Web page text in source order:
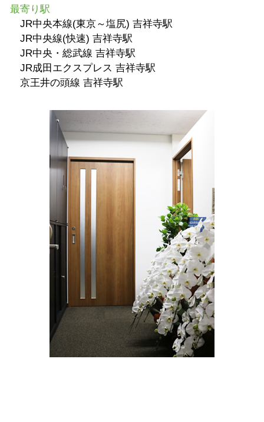
最寄り駅
JR中央本線(東京～塩尻) 吉祥寺駅
JR中央線(快速) 吉祥寺駅
JR中央・総武線 吉祥寺駅
JR成田エクスプレス 吉祥寺駅
京王井の頭線 吉祥寺駅